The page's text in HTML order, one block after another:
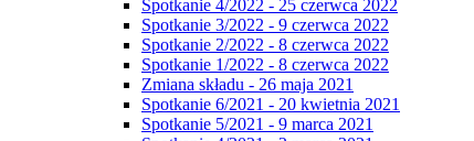
Spotkanie 4/2022 - 25 czerwca 2022
Spotkanie 3/2022 - 9 czerwca 2022
Spotkanie 2/2022 - 8 czerwca 2022
Spotkanie 1/2022 - 8 czerwca 2022
Zmiana składu - 26 maja 2021
Spotkanie 6/2021 - 20 kwietnia 2021
Spotkanie 5/2021 - 9 marca 2021